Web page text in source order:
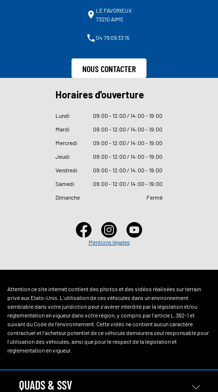
LE FAVORIEUX
73210 AIME
04 79 09 33 15
NOUS CONTACTER
Horaires d'ouverture
Lundi 09:00 - 12:00 / 14:00 - 19:00
Mardi
09:00 - 12:00 / 14:00 - 19:00
Mercredi
09:00 - 12:00 / 14:00 - 19:00
Jeudi
09:00 - 12:00 / 14:00 - 19:00
Vendredi
09:00 - 12:00 / 14:00 - 19:00
Samedi
09:00 - 12:00 / 14:00 - 19:00
Dimanche
Fermé
Mentions légales
Attention ce site internet contient des photos et des vidéos réalisées sur terrain
privé aux Etats-Unis. L'utilisation de ces véhicules dans un environnement
semblable dans votre juridiction peut s'avérer interdite par la législation et/ou
réglementation en vigueur dans votre région, y compris par l'article L.362-1 et
suivant du Code de l'environnement. Cette vidéo ne contient aucun caractère
contractuel et l'acheteur potentiel de ce véhicule demeurera seul responsable pour
l'utilisation des véhicules, ainsi que pour le respect de la législation et
réglementation en vigueur.
QUADS & SSV